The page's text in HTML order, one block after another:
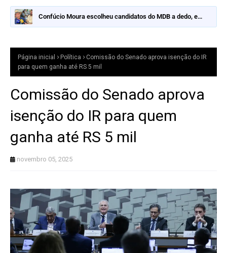
Confúcio Moura escolheu candidatos do MDB a dedo, e
Página inicial Política
Comissão do Senado aprova isenção do IR
para quem ganha até RS 5 mil
Comissão do Senado aprova
isenção do IR para quem
ganha até RS 5 mil
novembro 05, 2025